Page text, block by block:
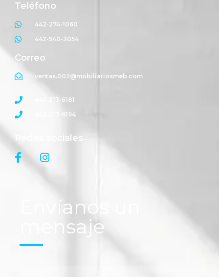
Teléfono
442-274-1060
442-540-3054
Correo
ventas.002@mobiliariosmeb.com
442-212-6181
442-213-6194
Redes sociales
Envíanos un
mensaje